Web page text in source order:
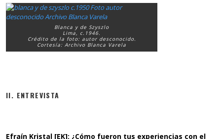
Blanca y de Szyszlo
Lima, c.1946.
Crédito de la foto: autor desconocido.
Cortesía: Archivo Blanca Varela
II. ENTREVISTA
Efraín Kristal [EK]: ¿Cómo fueron tus experiencias con el